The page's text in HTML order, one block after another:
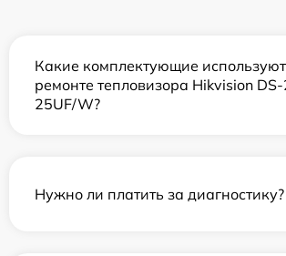
Какие комплектующие
ремонте тепловизора Hikvision
25UF/W?
Нужно ли платить за диагностику?